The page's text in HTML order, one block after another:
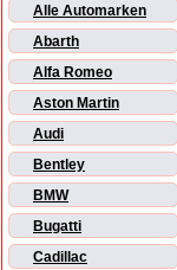
Alle Automarken
Abarth
Alfa Romeo
Aston Martin
Audi
Bentley
BMW
Bugatti
Cadillac